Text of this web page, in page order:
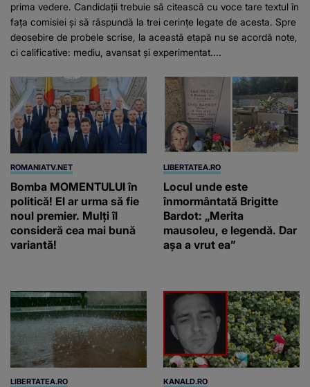
prima vedere. Candidații trebuie să citească cu voce tare textul în
fața comisiei și să răspundă la trei cerințe legate de acesta. Spre
deosebire de probele scrise, la această etapă nu se acordă note,
ci calificative: mediu, avansat și experimentat....
ROMANIATV.NET
Bomba MOMENTULUI în
politică! El ar urma să fie
noul premier. Mulți îl
consideră cea mai bună
variantă!
LIBERTATEA.RO
Locul unde este
înmormântată Brigitte
Bardot: „Merita
mausoleu, e legendă. Dar
așa a vrut ea”
LIBERTATEA.RO KANALD.RO